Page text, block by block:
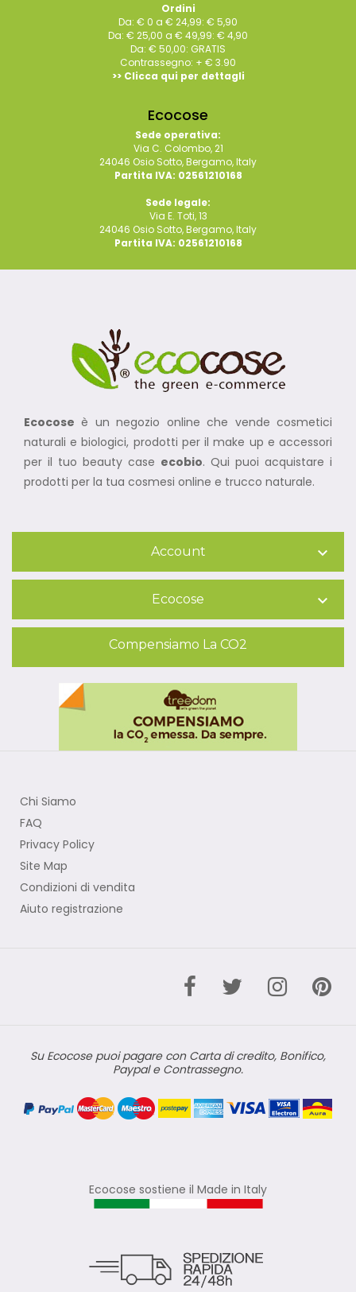
Ordini
Da: € 0 a € 24,99: € 5,90
Da: € 25,00 a € 49,99: € 4,90
Da: € 50,00: GRATIS
Contrassegno: + € 3.90
>> Clicca qui per dettagli
Ecocose
Sede operativa:
Via C. Colombo, 21
24046 Osio Sotto, Bergamo, Italy
Partita IVA: 02561210168
Sede legale:
Via E. Toti, 13
24046 Osio Sotto, Bergamo, Italy
Partita IVA: 02561210168
Ecocose è un negozio online che vende cosmetici
naturali e biologici, prodotti per il make up e accessori
per il tuo beauty case ecobio. Qui puoi acquistare i
prodotti per la tua cosmesi online e trucco naturale.
Account 
Ecocose 
Compensiamo La CO2
Chi Siamo
FAQ
Privacy Policy
Site Map
Condizioni di vendita
Aiuto registrazione
Su Ecocose puoi pagare con Carta di credito, Bonifico,
Paypal e Contrassegno.
Ecocose sostiene il Made in Italy